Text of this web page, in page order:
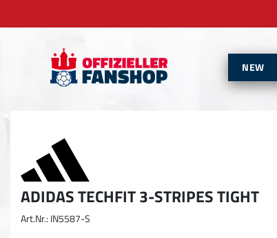
NEW
ADIDAS TECHFIT 3-STRIPES TIGHT
Art.Nr.: IN5587-S